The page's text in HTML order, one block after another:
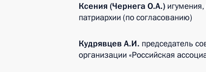
Ксения (Чернега О.А.)
патриархии (по согласованию)
Кудрявцев А.И. председатель
организации «Российская